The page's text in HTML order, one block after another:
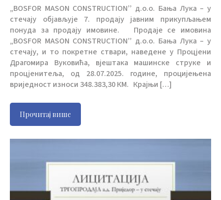
„BOSFOR MASON CONSTRUCTION’’ д.о.о. Бања Лука – у
стечају објављује 7. продају јавним прикупљањем
понуда за продају имовине. Продаје се имовина
„BOSFOR MASON CONSTRUCTION’’ д.о.о. Бања Лука – у
стечају, и то покретне ствари, наведене у Процјени
Драгомира Вуковића, вјештака машинске струке и
процјенитеља, од 28.07.2025. године, процијењена
вриједност износи 348.383,30 КМ. Крајњи […]
Прочитај више